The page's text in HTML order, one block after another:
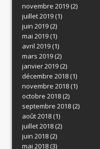
novembre 2019(2)
juillet 2019(1)
juin 2019(2)
mai 2019(1)
avril 2019(1)
mars 2019(2)
janvier 2019(2)
décembre 2018(1)
novembre 2018(1)
octobre 2018(2)
septembre 2018(2)
août 2018(1)
juillet 2018(2)
juin 2018(2)
mai 2018(3)